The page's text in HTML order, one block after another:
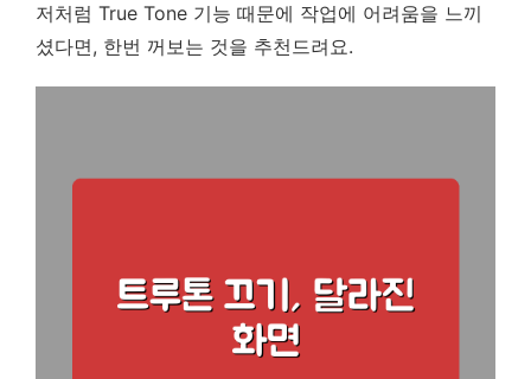
저처럼 True Tone 기능 때문에 작업에 어려움을 느끼
셨다면, 한번 꺼보는 것을 추천드려요.